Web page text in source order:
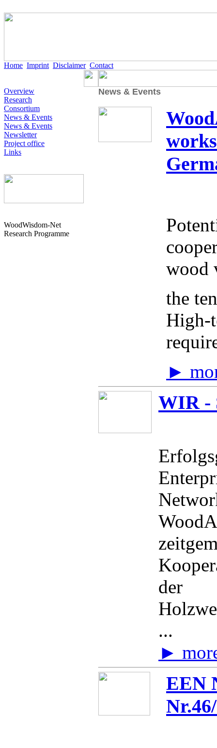
Home Imprint Disclaimer Contact
Overview
Research
Consortium
News & Events
News & Events
Newsletter
Project office
Links
WoodWisdom-Net
Research Programme
News & Events
wood
the
High-
►
WIR -
der
...
►
EEN